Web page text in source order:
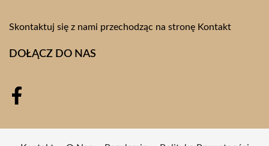
Skontaktuj się z nami przechodząc na stronę Kontakt
DOŁĄCZ DO NAS